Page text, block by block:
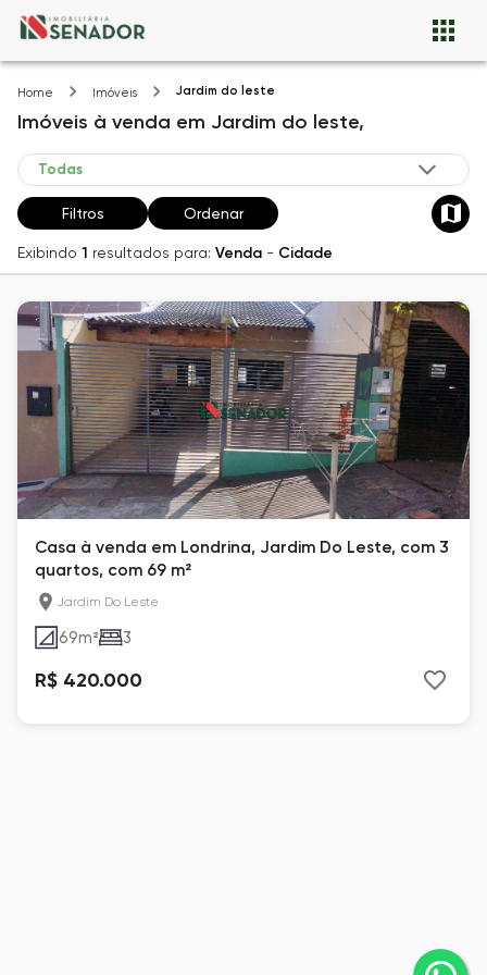
Home Imóveis Jardim do leste
Imóveis à venda em Jardim do leste,
Filtros Ordenar
Exibindo 1 resultados para: Venda - Cidade
Casa à venda em Londrina, Jardim Do Leste, com 3
quartos, com 69 m²
Jardim Do Leste
69m² 3
R$ 420.000